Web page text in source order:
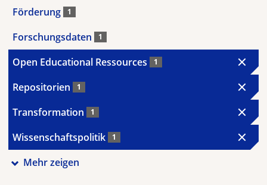
Förderung 1
Forschungsdaten 1
Open Educational Ressources 1
Repositorien 1
Transformation 1
Wissenschaftspolitik 1
Mehr zeigen